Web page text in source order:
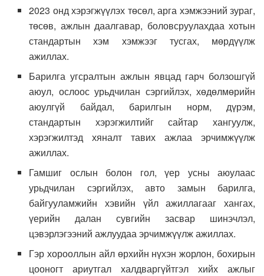
2023 онд хэрэгжүүлэх төсөл, арга хэмжээний зураг,
төсөв, ажлын даалгавар, боловсруулахдаа хотын
стандартын хэм хэмжээг тусгах, мөрдүүлж
ажиллах.
Барилга угсралтын ажлын явцад гарч болзошгүй
аюул, ослоос урьдчилан сэргийлэх, хөдөлмөрийн
аюулгүй байдал, барилгын норм, дүрэм,
стандартын хэрэгжилтийг сайтар хангуулж,
хэрэгжилтэд хяналт тавих ажлаа эрчимжүүлж
ажиллах.
Гамшиг ослын болон гол, үер усны аюулаас
урьдчилан сэргийлэх, авто замын барилга,
байгууламжийн хэвийн үйл ажиллагааг хангах,
үерийн далан сувгийн засвар шинэчлэл,
цэвэрлэгээний ажлуудаа эрчимжүүлж ажиллах.
Гэр хорооллын айл өрхийн нүхэн жорлон, бохирын
цооногт ариутгал халдваргүйтгэл хийх ажлыг